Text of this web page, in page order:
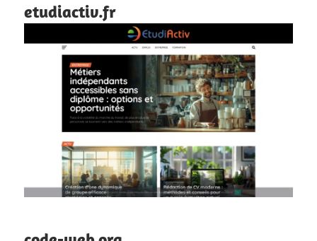
etudiactiv.fr